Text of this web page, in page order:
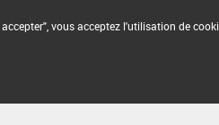
vous acceptez l'utilisation de